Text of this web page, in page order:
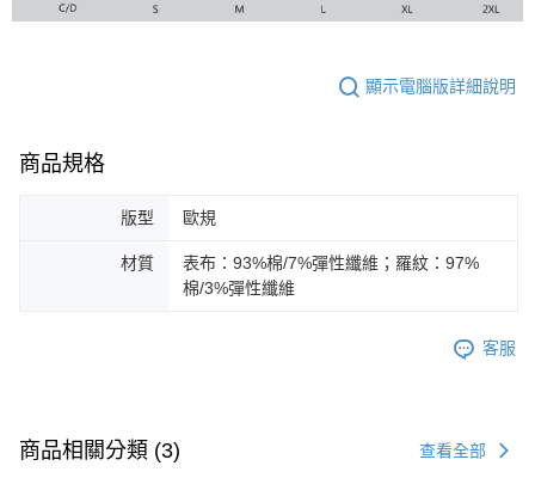
顯示電腦版詳細說明
商品規格
版型 歐規
材質
表布：93%棉/7%彈性纖維；羅紋：97%
棉/3%彈性纖維
客服
商品相關分類 (3) 查看全部